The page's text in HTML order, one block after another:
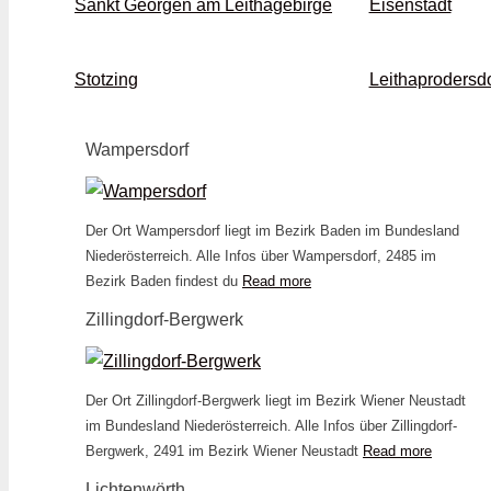
Sankt Georgen am Leithagebirge Eisenstadt
Stotzing
Wampersdorf
Der Ort Wampersdorf liegt im Bezirk Baden im Bundesland
Niederösterreich. Alle Infos über Wampersdorf, 2485 im
Bezirk Baden findest du Read more
Zillingdorf-Bergwerk
Der Ort Zillingdorf-Bergwerk liegt im Bezirk Wiener Neustadt
im Bundesland Niederösterreich. Alle Infos über Zillingdorf-
Bergwerk, 2491 im Bezirk Wiener Neustadt Read more